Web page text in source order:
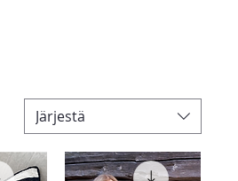
Järjestä